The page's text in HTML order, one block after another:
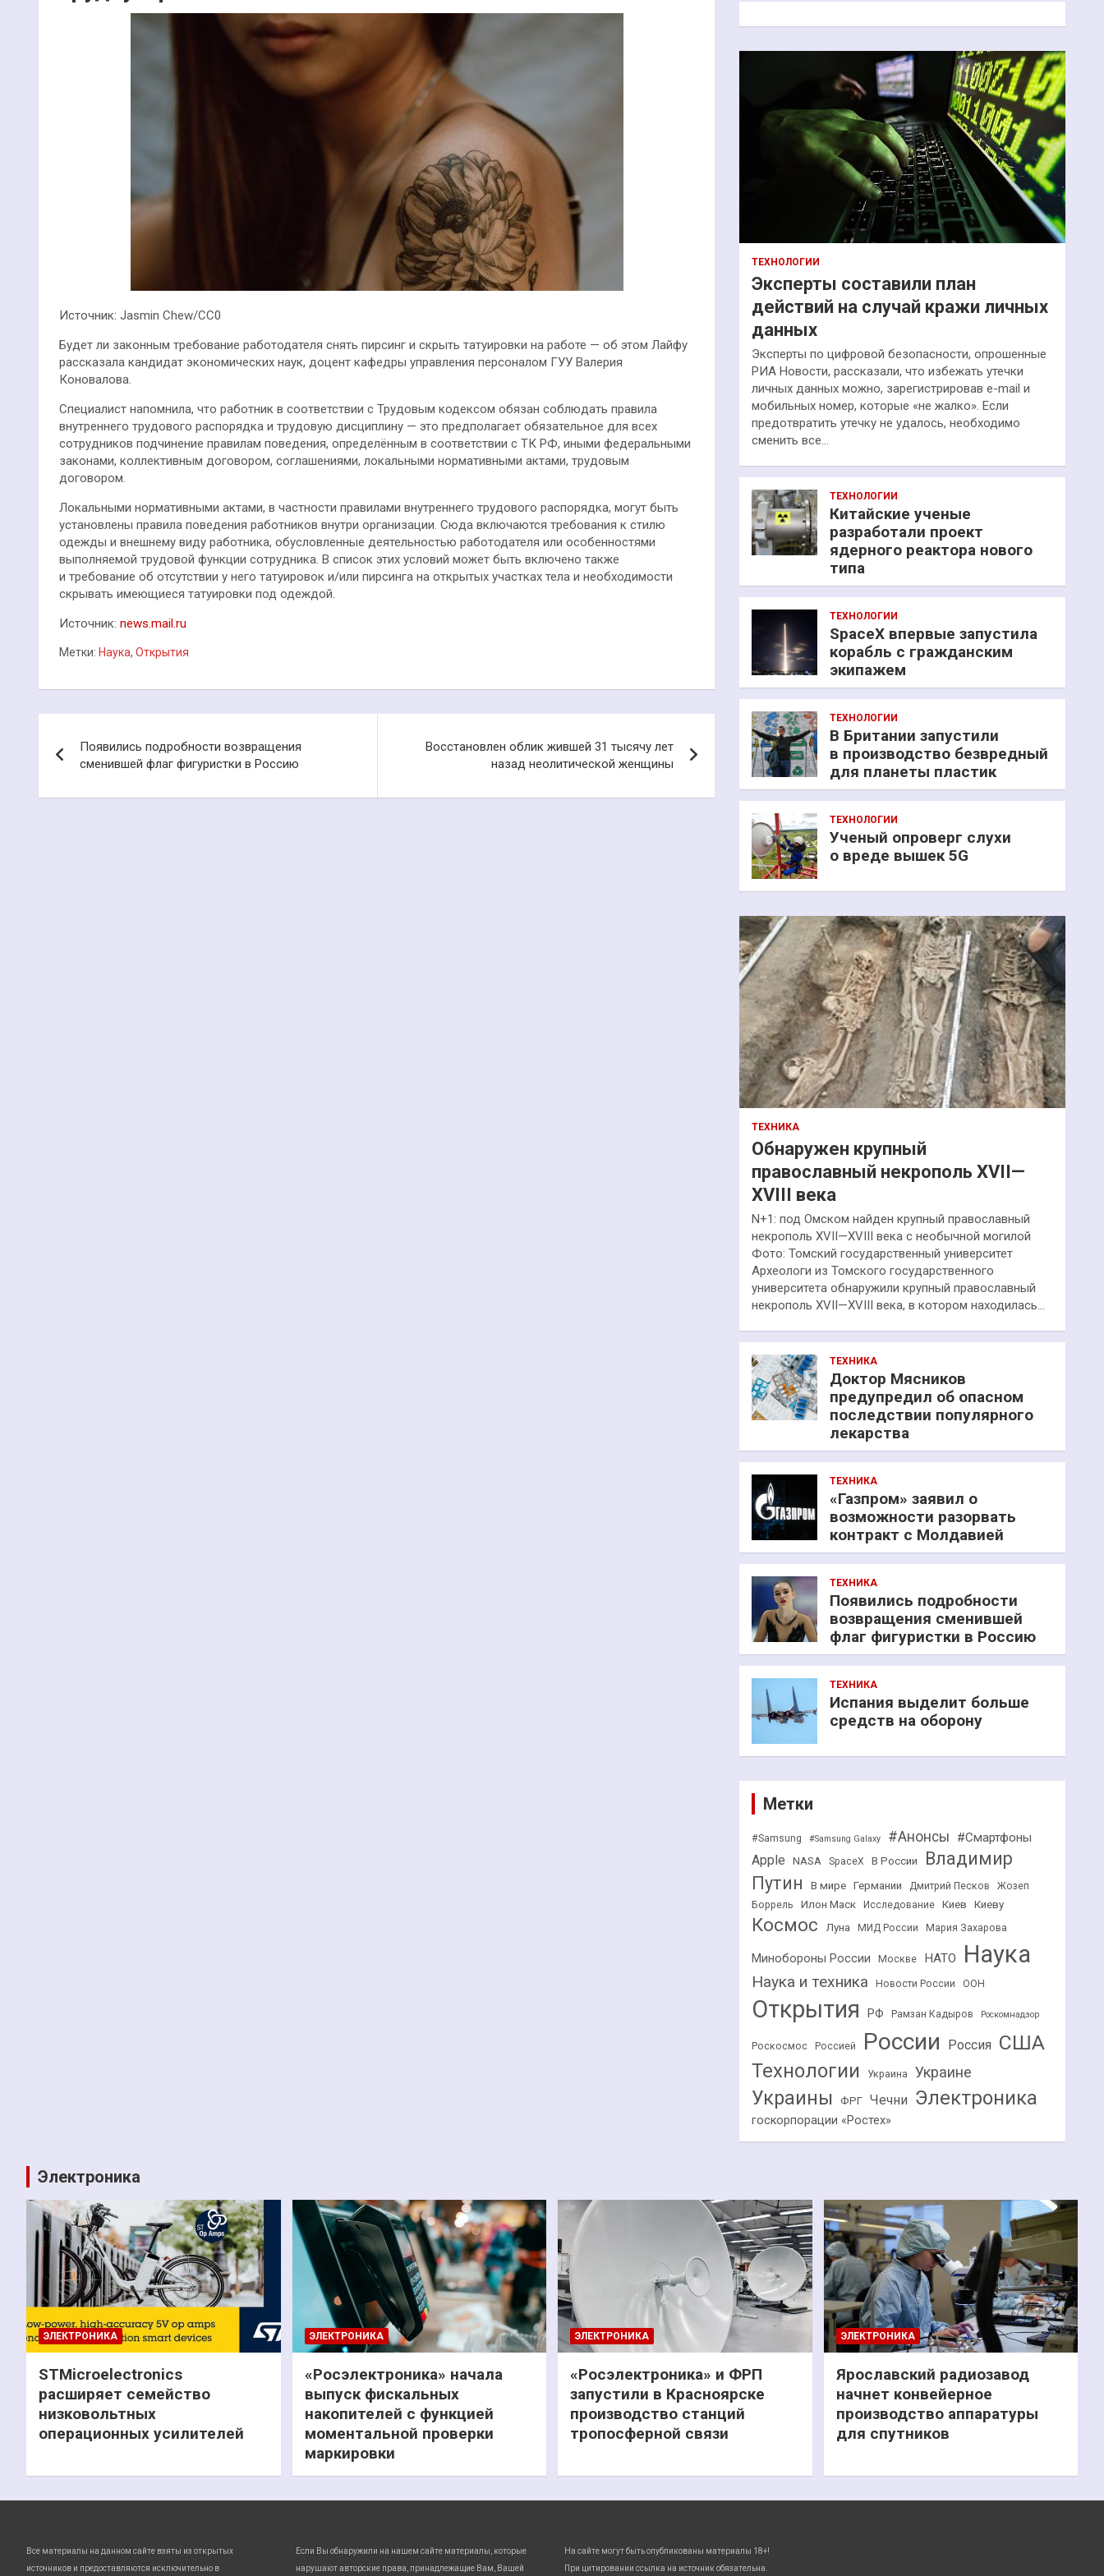
Источник: Jasmin Chew/CC0
Будет ли законным требование работодателя снять пирсинг и скрыть татуировки на работе — об этом Лайфу
рассказала кандидат экономических наук, доцент кафедры управления персоналом ГУУ Валерия
Коновалова.
Специалист напомнила, что работник в соответствии с Трудовым кодексом обязан соблюдать правила
внутреннего трудового распорядка и трудовую дисциплину — это предполагает обязательное для всех
сотрудников подчинение правилам поведения, определённым в соответствии с ТК РФ, иными федеральными
законами, коллективным договором, соглашениями, локальными нормативными актами, трудовым
договором.
Локальными нормативными актами, в частности правилами внутреннего трудового распорядка, могут быть
установлены правила поведения работников внутри организации. Сюда включаются требования к стилю
одежды и внешнему виду работника, обусловленные деятельностью работодателя или особенностями
выполняемой трудовой функции сотрудника. В список этих условий может быть включено также
и требование об отсутствии у него татуировок и/или пирсинга на открытых участках тела и необходимости
скрывать имеющиеся татуировки под одеждой.
Источник: news.mail.ru
Метки: Наука, Открытия
по
записям
Появились подробности возвращения
сменившей флаг фигуристки в Россию
Восстановлен облик жившей 31 тысячу лет
назад неолитической женщины
к
ТЕХНОЛОГИИ
Эксперты составили план
действий на случай кражи личных
данных
Эксперты по цифровой безопасности, опрошенные
РИА Новости, рассказали, что избежать утечки
личных данных можно, зарегистрировав e-mail и
мобильных номер, которые «не жалко». Если
предотвратить утечку не удалось, необходимо
сменить все…
ТЕХНОЛОГИИ
Китайские ученые
разработали проект
ядерного реактора нового
типа
ТЕХНОЛОГИИ
SpaceX впервые запустила
корабль с гражданским
экипажем
ТЕХНОЛОГИИ
В Британии запустили
в производство безвредный
для планеты пластик
ТЕХНОЛОГИИ
Ученый опроверг слухи
о вреде вышек 5G
ТЕХНИКА
Обнаружен крупный
православный некрополь XVII—
XVIII века
N+1: под Омском найден крупный православный
некрополь XVII—XVIII века с необычной могилой
Фото: Томский государственный университет
Археологи из Томского государственного
университета обнаружили крупный православный
некрополь XVII—XVIII века, в котором находилась…
ТЕХНИКА
Доктор Мясников
предупредил об опасном
последствии популярного
лекарства
ТЕХНИКА
«Газпром» заявил о
возможности разорвать
контракт с Молдавией
ТЕХНИКА
Появились подробности
возвращения сменившей
флаг фигуристки в Россию
ТЕХНИКА
Испания выделит больше
средств на оборону
Метки
#Samsung #Samsung Galaxy #Анонсы #Смартфоны
Apple NASA SpaceX В России
Владимир
Путин
В мире Германии Дмитрий Песков
Жозеп
Боррель
Илон Маск Исследование Киев Киеву
Космос Луна МИД России Мария Захарова
Минобороны России Москве НАТО Наука
Наука и техника Новости России ООН
Открытия РФ Рамзан Кадыров Роскомнадзор
Роскосмос Россией России Россия США
Технологии Украина Украине
Украины ФРГ Чечни Электроника
госкорпорации «Ростех»
Электроника
ЭЛЕКТРОНИКА
STMicroelectronics
расширяет семейство
низковольтных
операционных усилителей
ЭЛЕКТРОНИКА
«Росэлектроника» начала
выпуск фискальных
накопителей с функцией
моментальной проверки
маркировки
ЭЛЕКТРОНИКА
«Росэлектроника» и ФРП
запустили в Красноярске
производство станций
тропосферной связи
ЭЛЕКТРОНИКА
Ярославский радиозавод
начнет конвейерное
производство аппаратуры
для спутников
Все материалы на данном сайте взяты из открытых
источников и предоставляются исключительно в
Если Вы обнаружили на нашем сайте материалы, которые
нарушают авторские права, принадлежащие Вам, Вашей
На сайте могут быть опубликованы материалы 18+!
При цитировании ссылка на источник обязательна.